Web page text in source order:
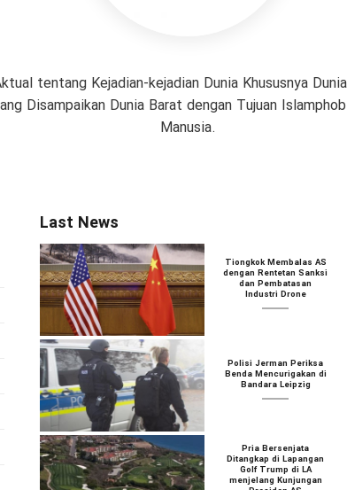
tentang Kejadian-kejadian Dunia Khususnya
Disampaikan Dunia Barat dengan Tujuan
Manusia.
Last News
Tiongkok Membalas AS
dengan Rentetan Sanksi
dan Pembatasan
Industri Drone
Polisi Jerman Periksa
Benda Mencurigakan di
Bandara Leipzig
Pria Bersenjata
Ditangkap di Lapangan
Golf Trump di LA
menjelang Kunjungan